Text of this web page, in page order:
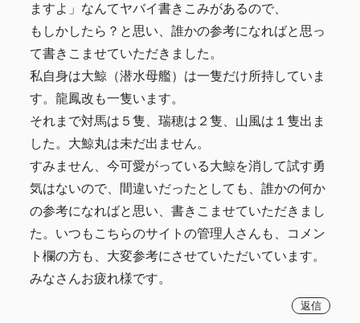
ますよ」なんてヤバイ書きこみがあるので、
もしかしたら？と思い、誰かの参考になればと思っ
て書きこませていただきました。
私自身は大鯨（潜水母艦）は一隻だけ所持していま
す。龍鳳改も一隻います。
それまで対馬は５隻、瑞穂は２隻、山風は１隻出ま
した。大鯨丸は未だ出ません。
すみません、今可愛がっている大鯨を消して試す勇
気はないので、間違いだったとしても、誰かの何か
の参考になればと思い、書きこませていただきまし
た。いつもこちらのサイトの管理人さんも、コメン
ト欄の方も、大変参考にさせていただいています。
みなさんお疲れ様です。
返信